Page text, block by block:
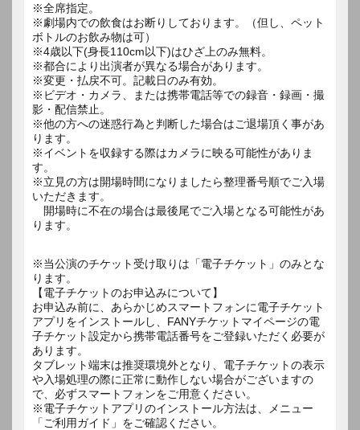
※全席指定。
※劇場内での飲食はお断りしております。（但し、ペット
ボトルのお飲み物は可）
※4歳以下(身長110cm以下)はひざ上のみ無料。
※都合により出演者が異なる場合があります。
※変更・払戻不可。記載日のみ有効。
※ビデオ・カメラ、または携帯電話等での録音・録画・撮
影・配信禁止。
※他の方への迷惑行為と判断した場合はご退場頂く事があ
ります。
※イベントを収録する際はカメラに映る可能性がありま
す。
※立見の方は開場時間になりましたら整理番号順でご入場
いただきます。
開場時に不在の場合は最後尾でご入場となる可能性があ
ります。
※当公演のチケット受け取りは「電子チケット」のみとな
ります。
【電子チケットのお申込みについて】
お申込み前に、あらかじめスマートフォンに電子チケット
アプリをインストールし、FANYチケットマイページの電
子チケット設定から携帯電話番号をご登録いただく必要が
あります。
タブレット端末は推奨環境外となり、電子チケットの表示
や入場処理の際に正常に動作しない場合がございますの
で、必ずスマートフォンをご用意ください。
※電子チケットアプリのインストール方法は、メニュー
「ご利用ガイド」をご確認ください。